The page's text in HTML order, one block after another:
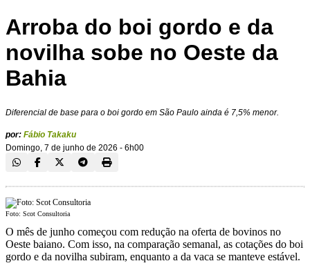
Arroba do boi gordo e da
novilha sobe no Oeste da
Bahia
Diferencial de base para o boi gordo em São Paulo ainda é 7,5% menor.
por: Fábio Takaku
Domingo, 7 de junho de 2026 - 6h00
Foto: Scot Consultoria
O mês de junho começou com redução na oferta de bovinos no
Oeste baiano. Com isso, na comparação semanal, as cotações do boi
gordo e da novilha subiram, enquanto a da vaca se manteve estável.